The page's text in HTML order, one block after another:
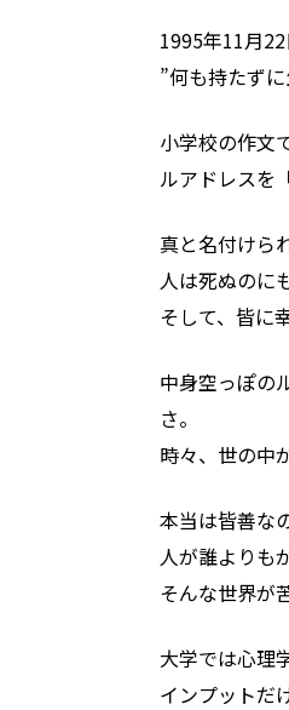
1995年11月22
”何も持たず
小学校の作文
ルアドレスを
真と名付けら
人は死ぬのに
そして、皆に
中身空っぽの
さ。
時々、世の中
本当は皆善な
人が誰よりも
そんな世界が
大学では心理
インプットだ